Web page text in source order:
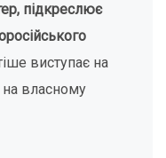
підкреслює
виступає на
на власному